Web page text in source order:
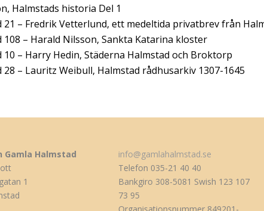
Halmstads historia Del 1
21 – Fredrik Vetterlund, ett medeltida privatbrev från
108 – Harald Nilsson, Sankta Katarina kloster
10 – Harry Hedin, Städerna Halmstad och Broktorp
28 – Lauritz Weibull, Halmstad rådhusarkiv 1307-1645
Gamla Halmstad
1
info@gamlahalmstad.se
Telefon 035-21 40 40
Bankgiro 308-5081 Swish 123 107
73 95
Organisationsnummer 849201-